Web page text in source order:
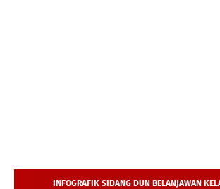
INFOGRAFIK SIDANG DUN BELANJAWAN